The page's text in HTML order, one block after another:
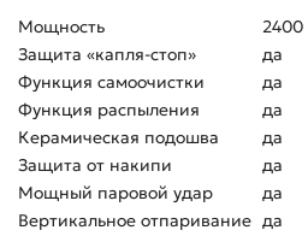
Мощность
2400
Защита «капля-стоп»
да
Функция самоочистки
да
Функция распыления
да
Керамическая подошва
да
Защита от накипи
да
Мощный паровой удар
да
Вертикальное отпаривание да